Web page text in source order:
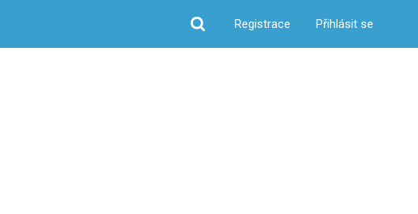
Hledat
Registrace Přihlásit se